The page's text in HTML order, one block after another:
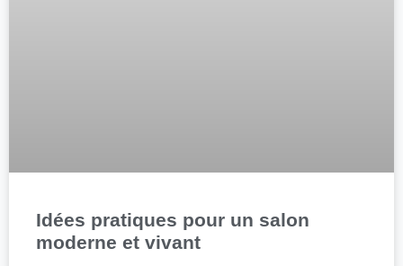
Idées pratiques pour un salon
moderne et vivant